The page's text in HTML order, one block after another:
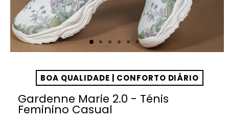
BOA QUALIDADE | CONFORTO DIÁRIO
Gardenne Marie 2.0 - Ténis
Feminino Casual